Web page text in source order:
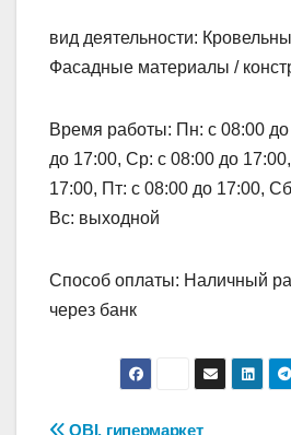
вид деятельности:
Фасадные материалы /
Время работы: Пн: с 08:00 до
до 17:00, Ср: с 08:00 до
17:00, Пт: с 08:00 до 17:00,
Вс: выходной
Способ оплаты: Наличный
через банк
OBI, гипермаркет